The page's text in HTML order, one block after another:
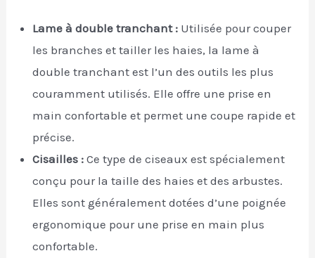
Lame à double tranchant : Utilisée pour couper
les branches et tailler les haies, la lame à
double tranchant est l’un des outils les plus
couramment utilisés. Elle offre une prise en
main confortable et permet une coupe rapide et
précise.
Cisailles : Ce type de ciseaux est spécialement
conçu pour la taille des haies et des arbustes.
Elles sont généralement dotées d’une poignée
ergonomique pour une prise en main plus
confortable.